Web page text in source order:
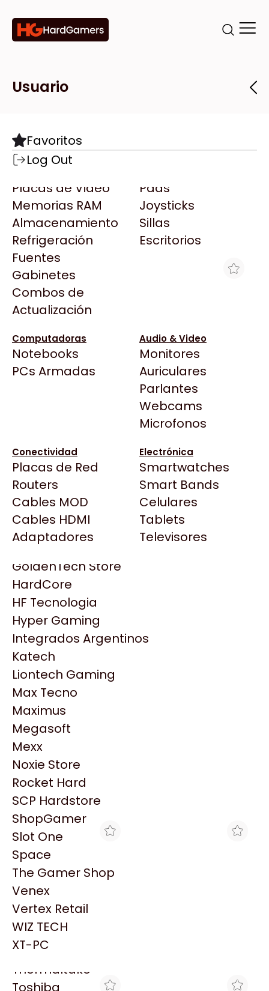
Categorías
Componentes
Motherboards
Microprocesadores
Placas de Video
Memorias RAM
Almacenamiento
Refrigeración
Fuentes
Gabinetes
Combos de
Actualización
Pads
Joysticks
Sillas
Escritorios
Computadoras
Notebooks
PCs Armadas
Audio & Video
Monitores
Auriculares
Parlantes
Webcams
Microfonos
Conectividad
Placas de Red
Routers
Cables MOD
Cables HDMI
Adaptadores
Electrónica
Smartwatches
Smart Bands
Celulares
Tablets
Televisores
Marcas
Todas las Marcas
AMD
AULA
Acer
Adata
AeroCool
Antec
Arkham
Asrock
BenQ
CX
Cooler Master
Deepcool
Dell
EVGA
Gamemax
Genesis
Genius
HP
HyperX
INNO3D
Intel
Kingston
Lenovo
Logitech
MSI
NVIDIA GeForce
NZXT
PNY
Palit
Philips
PowerColor
Razer
Redragon
Samsung
Sandisk
Sapphire
Seagate
Sentey
Solarmax
Thermaltake
Toshiba
Tiendas
Destacadas
Todas las Tiendas
Click Gaming
Compufan Store
Dinobyte
Full H4rd
Gaming City
Gezatek
GoldenTech Store
HardCore
HF Tecnologia
Hyper Gaming
Integrados Argentinos
Katech
Liontech Gaming
Max Tecno
Maximus
Megasoft
Mexx
Noxie Store
Rocket Hard
SCP Hardstore
ShopGamer
Slot One
Space
The Gamer Shop
Venex
Vertex Retail
WIZ TECH
XT-PC
Usuario
Favoritos
Log Out
PC ECOVISION AMD RYZEN 3 3200G +
8GB + 240GB
$508.825
Ver producto en la página de Max Tecno
Productos
Similares
Explorá más productos similares
BLACK
PC ECOVISION AMD
240GB
$599.520